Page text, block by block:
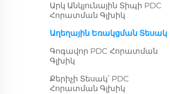
Արկ Անկյունային Տիպի PDC
Հորատման Գլխիկ
Աղեղային Եռակցման Տեսակ
Գոգավոր PDC Հորատման
Գլխիկ
Քերիչի Տեսակ՝ PDC
Հորատման Գլխիկ